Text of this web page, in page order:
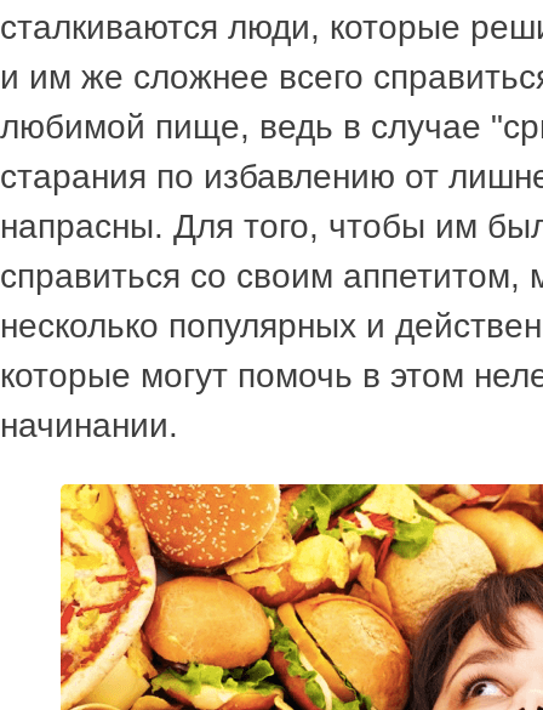
сталкиваются люди, которые
и им же сложнее всего
любимой пище, ведь в случае
старания по избавлению от
напрасны. Для того, чтобы им
справиться со своим
несколько популярных и
которые могут помочь в этом
начинании.